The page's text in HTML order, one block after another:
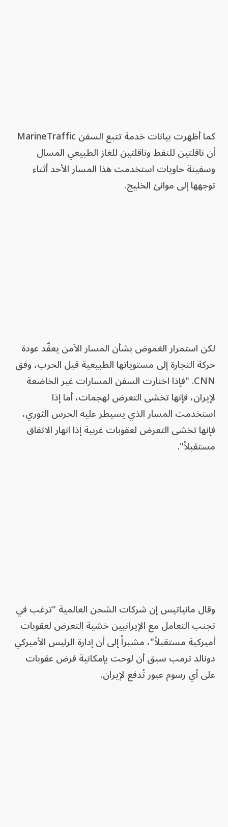
كما أظهرت بيانات خدمة تتبع السفن MarineTraffic
أن ناقلتين للنفط وناقلتين للغاز الطبيعي المسال
وسفينة حاويات استخدمت هذا المسار الأحد أثناء
توجهها إلى موانئ الخليج.
لكن استمرار الغموض بشأن المسار الآمن يعقّد عودة
حركة التجارة إلى مستوياتها الطبيعية قبل الحرب، وفق
CNN. "فإذا اختارت السفن المسارات غير الخاضعة
لإيران، فإنها تخشى التعرض لهجمات، أما إذا
استخدمت المسار الذي يسيطر عليه الحرس الثوري،
فإنها تخشى التعرض لعقوبات غربية إذا انهار الاتفاق
مستقبلاً".
وقال مانياتيس إن شركات الشحن العالمية "ترغب في
تجنب التعامل مع الإيرانيين خشية التعرض لعقوبات
أميركية مستقبلاً"، مشيراً إلى أن إدارة الرئيس الأميركي
دونالد ترمب سبق أن لوحت بإمكانية فرض عقوبات
على أي رسوم عبور تُدفع لإيران.